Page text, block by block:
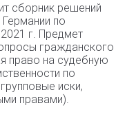
сборник решений
по
г. Предмет
гражданского
право на судебную
по
иски,
правами).